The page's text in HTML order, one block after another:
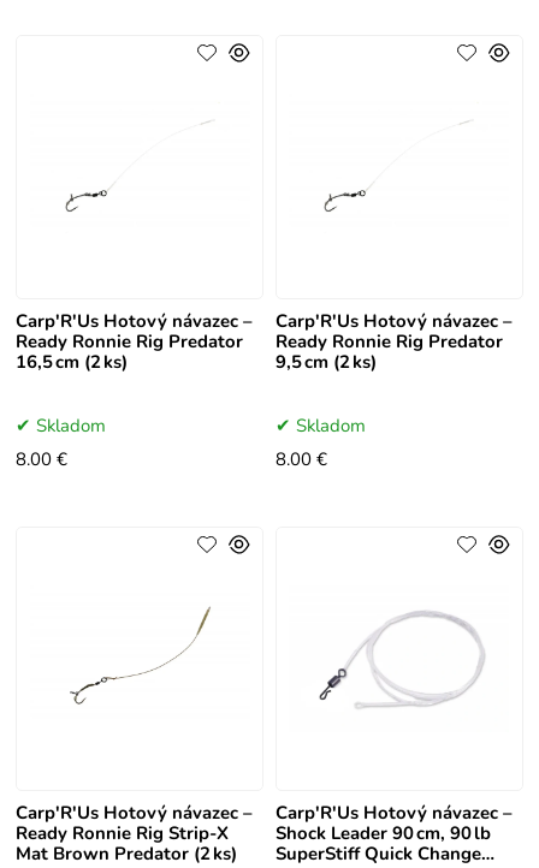
Carp'R'Us Hotový návazec –
Ready Ronnie Rig Predator
16,5 cm (2 ks)
Skladom
8.00 €
Carp'R'Us Hotový návazec –
Ready Ronnie Rig Predator
9,5 cm (2 ks)
Skladom
8.00 €
Carp'R'Us Hotový návazec –
Ready Ronnie Rig Strip-X
Mat Brown Predator (2 ks)
Carp'R'Us Hotový návazec –
Shock Leader 90 cm, 90 lb
SuperStiff Quick Change